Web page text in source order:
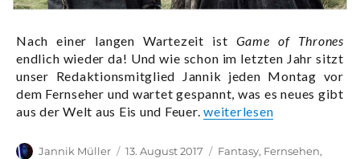
Nach einer langen Wartezeit ist Game of Thrones
endlich wieder da! Und wie schon im letzten Jahr sitzt
unser Redaktionsmitglied Jannik jeden Montag vor
dem Fernseher und wartet gespannt, was es neues gibt
aus der Welt aus Eis und Feuer.„Jannik schaut Game of
weiterlesen
Autor
Jannik Müller
Veröffentlicht
13. August 2017 Kategorien
Fantasy, Fernsehen,